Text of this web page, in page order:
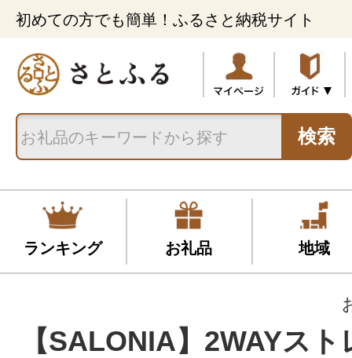
初めての方でも簡単！ふるさと納税サイト
検索
ランキング お礼品 地域
【SALONIA】2WAYス